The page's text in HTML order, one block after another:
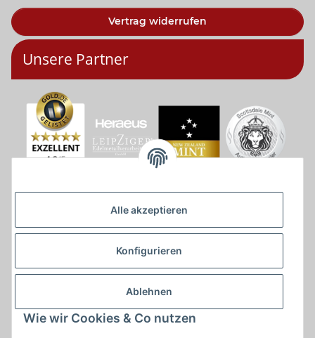
Alle akzeptieren
Konfigurieren
Ablehnen
Wie wir Cookies & Co nutzen
Vertrag widerrufen
Unsere Partner